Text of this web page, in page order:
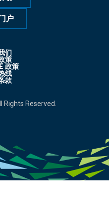
户
们
策
政策
线
款
Reserved.